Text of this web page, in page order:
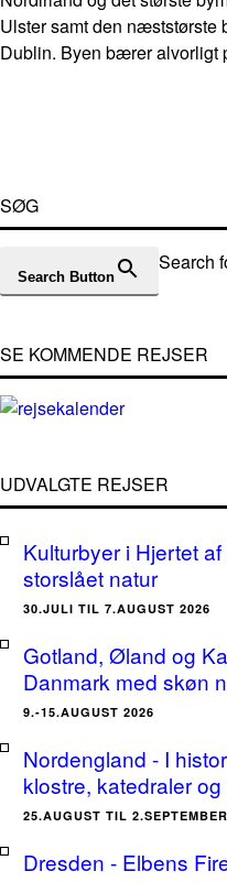
Ulster samt den næststørste
Dublin. Byen bærer alvorligt
SØG
Search
Search Button
SE KOMMENDE REJSER
UDVALGTE REJSER
Kulturbyer i Hjertet
storslået natur
30.JULI TIL 7.AUGUST 2026
Gotland, Øland og
Danmark med skøn
9.-15.AUGUST 2026
Nordengland - I
klostre, katedraler
25.AUGUST TIL
Dresden - Elbens